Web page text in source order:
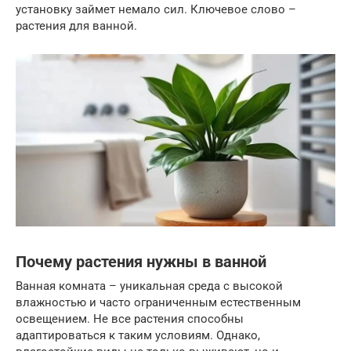
установку займет немало сил. Ключевое слово –
растения для ванной.
Почему растения нужны в ванной
Ванная комната – уникальная среда с высокой
влажностью и часто ограниченным естественным
освещением. Не все растения способны
адаптироваться к таким условиям. Однако,